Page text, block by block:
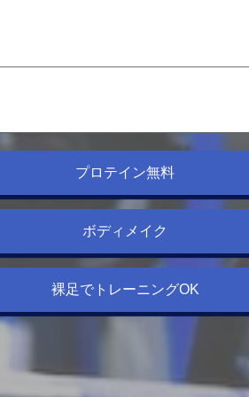
プロテイン無料
ボディメイク
裸足でトレーニングOK